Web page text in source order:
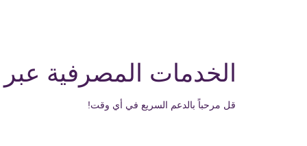
الخدمات المصرفية عبر
قل مرحباً بالدعم السريع في أي وقت!